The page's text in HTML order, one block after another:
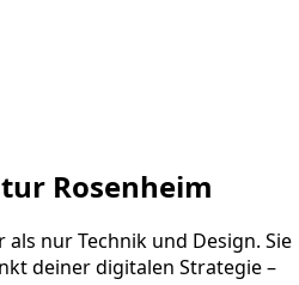
Rosenheim
nur Technik und Design. Sie
deiner digitalen Strategie –